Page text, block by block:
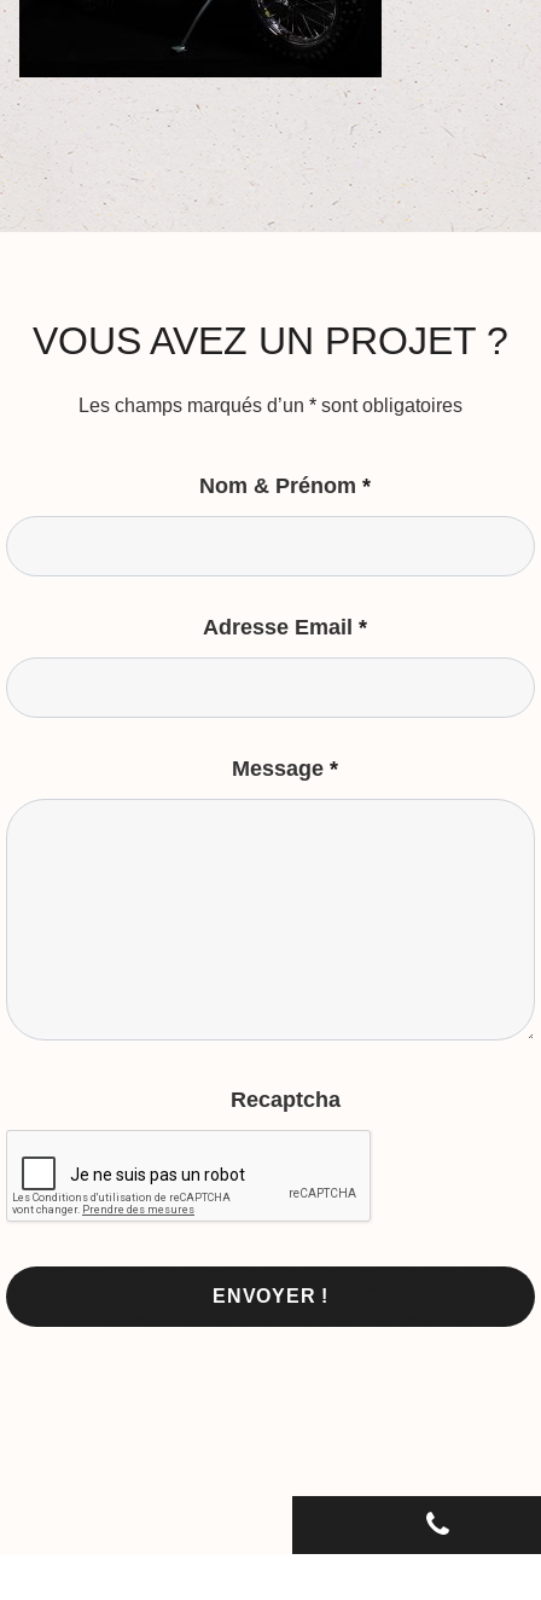
VOUS AVEZ UN PROJET ?
Les champs marqués d’un * sont obligatoires
Nom & Prénom *
Adresse Email *
Message *
Recaptcha